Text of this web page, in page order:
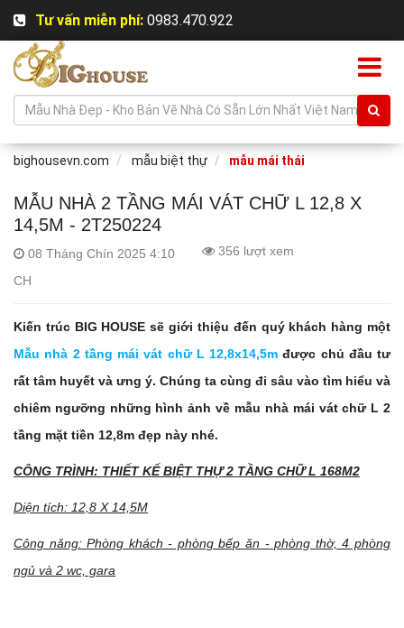
Tư vấn miễn phí: 0983.470.922
bighousevn.com mẫu biệt thự mẫu mái thái
MẪU NHÀ 2 TẦNG MÁI VÁT CHỮ L 12,8 X
14,5M - 2T250224
08 Tháng Chín 2025 4:10
CH
356 lượt xem
Kiến trúc BIG HOUSE sẽ giới thiệu đến quý khách hàng một
Mẫu nhà 2 tầng mái vát chữ L 12,8x14,5m được chủ đầu tư
rất tâm huyết và ưng ý. Chúng ta cùng đi sâu vào tìm hiểu và
chiêm ngưỡng những hình ảnh về mẫu nhà mái vát chữ L 2
tầng mặt tiền 12,8m đẹp này nhé.
CÔNG TRÌNH: THIẾT KẾ BIỆT THỰ 2 TẦNG CHỮ L 168M2
Diện tích: 12,8 X 14,5M
Công năng: Phòng khách - phòng bếp ăn - phòng thờ, 4 phòng
ngủ và 2 wc, gara